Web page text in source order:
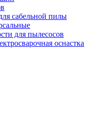
сабельной пилы
для пылесосов
оснастка